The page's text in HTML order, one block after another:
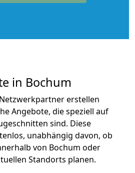
in Bochum
erstellen
Angebote, die speziell auf
sind. Diese
unabhängig davon, ob
von Bochum oder
Standorts planen.